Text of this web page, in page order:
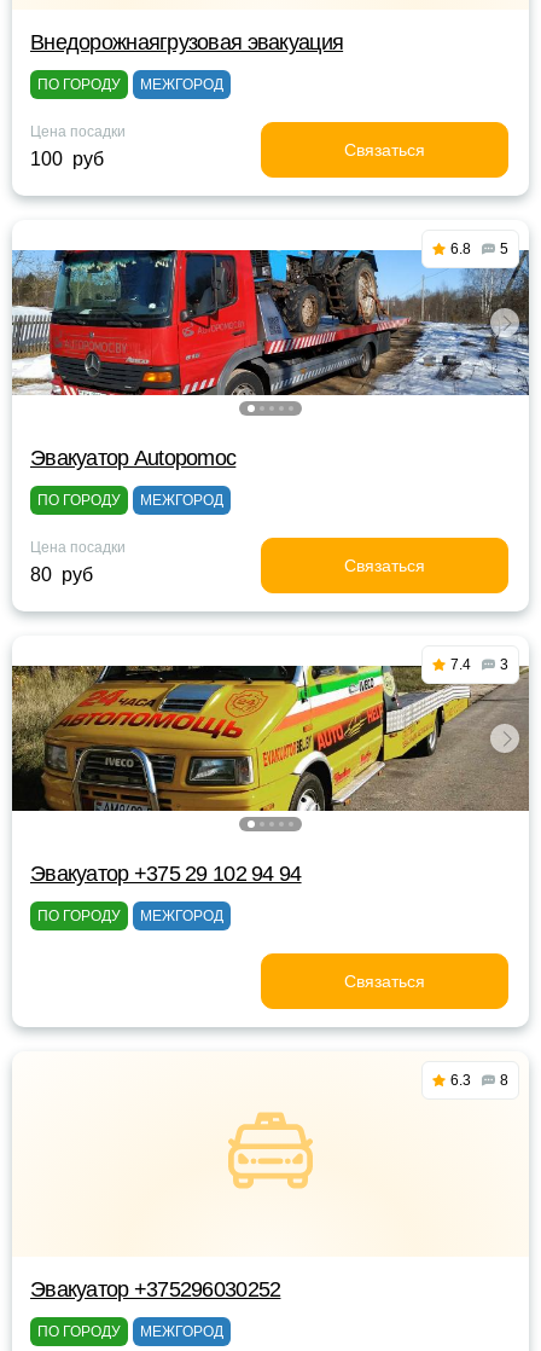
Внедорожнаягрузовая эвакуация
ПО ГОРОДУ МЕЖГОРОД
Цена посадки
100 руб Связаться
6.8 5
Эвакуатор Autopomoc
ПО ГОРОДУ МЕЖГОРОД
Цена посадки
80 руб Связаться
7.4 3
Эвакуатор +375 29 102 94 94
ПО ГОРОДУ МЕЖГОРОД
Связаться
6.3 8
Эвакуатор +375296030252
ПО ГОРОДУ МЕЖГОРОД